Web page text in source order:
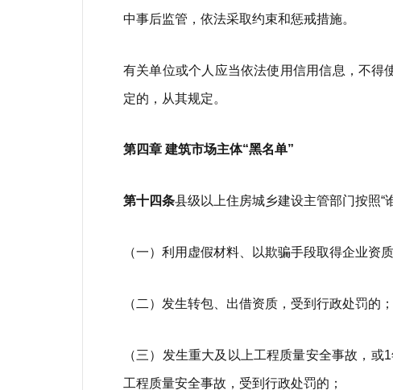
中事后监管，依法采取约束和惩戒措施。
有关单位或个人应当依法使用信用信息，不得
定的，从其规定。
第四章 建筑市场主体“黑名单”
第十四条县级以上住房城乡建设主管部门按照“
（一）利用虚假材料、以欺骗手段取得企业资质
（二）发生转包、出借资质，受到行政处罚的；
（三）发生重大及以上工程质量安全事故，
工程质量安全事故，受到行政处罚的；